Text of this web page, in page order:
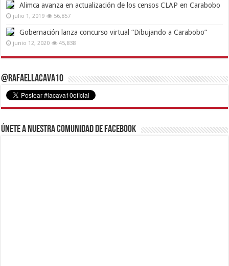
Alimca avanza en actualización de los censos CLAP en Carabobo
julio 1, 2019 56,857
Gobernación lanza concurso virtual “Dibujando a Carabobo”
junio 12, 2020 45,838
@RafaelLacava10
Únete a nuestra comunidad de Facebook